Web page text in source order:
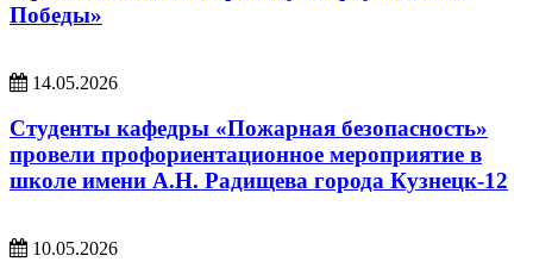
Победы»
14.05.2026
Студенты кафедры «Пожарная безопасность»
провели профориентационное мероприятие в
школе имени А.Н. Радищева города Кузнецк-12
10.05.2026